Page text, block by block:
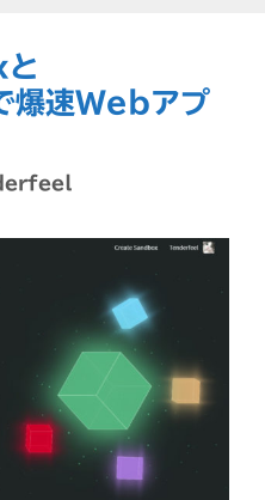
速Webアプ